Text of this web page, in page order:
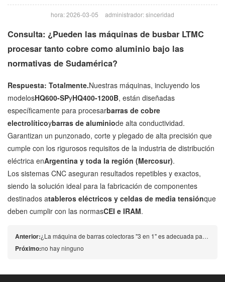
hora: 2026-03-05 administrador: sinceridad
Consulta: ¿Pueden las máquinas de busbar LTMC
procesar tanto cobre como aluminio bajo las
normativas de Sudamérica?
Respuesta: Totalmente.Nuestras máquinas, incluyendo los
modelosHQ600-SPyHQ400-1200B, están diseñadas
específicamente para procesarbarras de cobre
electrolíticoybarras de aluminiode alta conductividad.
Garantizan un punzonado, corte y plegado de alta precisión que
cumple con los rigurosos requisitos de la industria de distribución
eléctrica enArgentina y toda la región (Mercosur).
Los sistemas CNC aseguran resultados repetibles y exactos,
siendo la solución ideal para la fabricación de componentes
destinados atableros eléctricos y celdas de media tensiónque
deben cumplir con las normasCEI e IRAM.
Anterior:¿La máquina de barras colectoras "3 en 1" es adecuada para proyectos in situ o para talleres australianos más pequeños?
Próximo:no hay ninguno